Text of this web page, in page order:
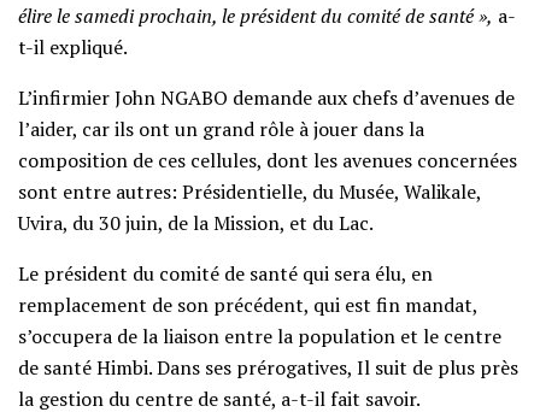
élire le samedi prochain, le président du comité de santé », a-
t-il expliqué.
L’infirmier John NGABO demande aux chefs d’avenues de
l’aider, car ils ont un grand rôle à jouer dans la
composition de ces cellules, dont les avenues concernées
sont entre autres: Présidentielle, du Musée, Walikale,
Uvira, du 30 juin, de la Mission, et du Lac.
Le président du comité de santé qui sera élu, en
remplacement de son précédent, qui est fin mandat,
s’occupera de la liaison entre la population et le centre
de santé Himbi. Dans ses prérogatives, Il suit de plus près
la gestion du centre de santé, a-t-il fait savoir.